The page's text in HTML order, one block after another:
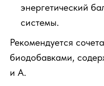
энергетический
системы.
Рекомендуется
биодобавками,
и А.